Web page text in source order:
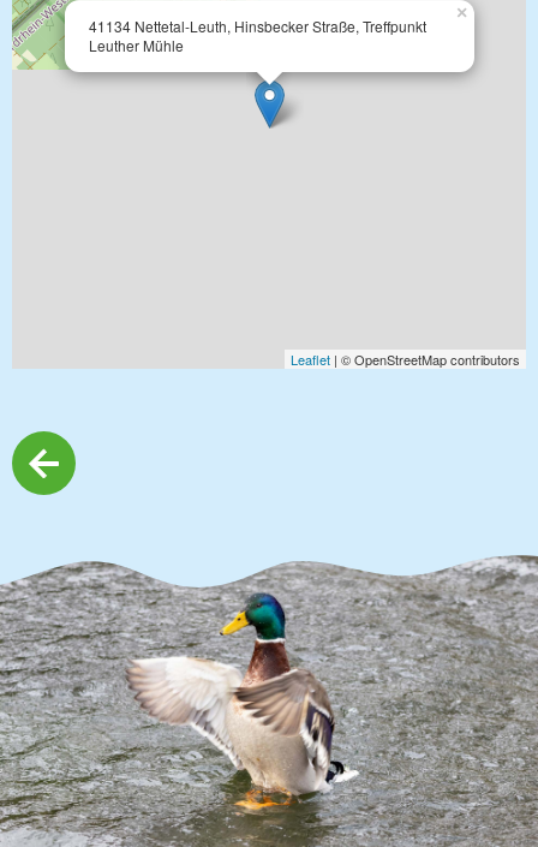
41134 Nettetal-Leuth, Hinsbecker Straße, Treffpunkt
Leuther Mühle
×
Leaflet | © OpenStreetMap contributors